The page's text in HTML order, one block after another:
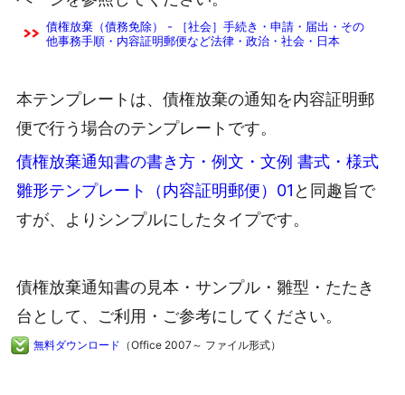
債権放棄（債務免除） - ［社会］手続き・申請・届出・その
他事務手順・内容証明郵便など法律・政治・社会・日本
本テンプレートは、債権放棄の通知を内容証明郵
便で行う場合のテンプレートです。
債権放棄通知書の書き方・例文・文例 書式・様式
雛形テンプレート（内容証明郵便）01 と同趣旨で
すが、よりシンプルにしたタイプです。
債権放棄通知書の見本・サンプル・雛型・たたき
台として、ご利用・ご参考にしてください。
無料ダウンロード （Office 2007～ ファイル形式）